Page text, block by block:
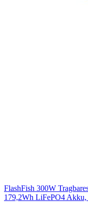
FlashFish 300W
179,2Wh LiFePO4 Akku,